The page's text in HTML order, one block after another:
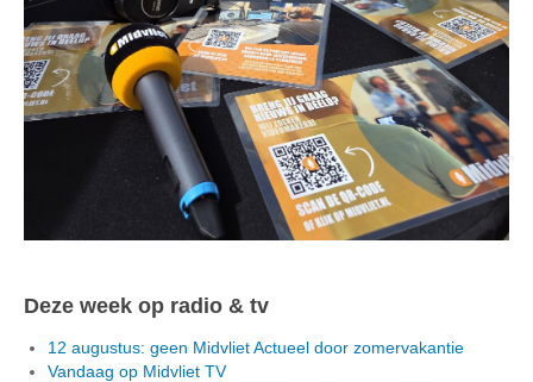
Deze week op radio & tv
12 augustus: geen Midvliet Actueel door zomervakantie
Vandaag op Midvliet TV